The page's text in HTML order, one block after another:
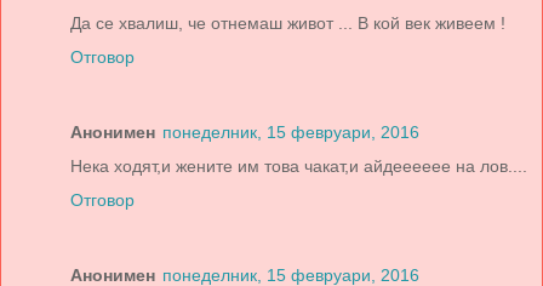
Да се хвалиш, че отнемаш живот ... В кой век живеем !
Отговор
Анонимен понеделник, 15 февруари, 2016
Нека ходят,и жените им това чакат,и айдееееее на лов....
Отговор
Анонимен понеделник, 15 февруари, 2016